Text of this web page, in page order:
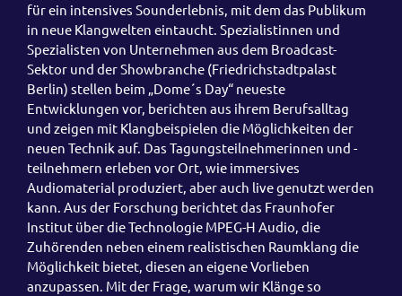
für ein intensives Sounderlebnis, mit dem das Publikum
in neue Klangwelten eintaucht. Spezialistinnen und
Spezialisten von Unternehmen aus dem Broadcast-
Sektor und der Showbranche (Friedrichstadtpalast
Berlin) stellen beim „Dome´s Day“ neueste
Entwicklungen vor, berichten aus ihrem Berufsalltag
und zeigen mit Klangbeispielen die Möglichkeiten der
neuen Technik auf. Das Tagungsteilnehmerinnen und -
teilnehmern erleben vor Ort, wie immersives
Audiomaterial produziert, aber auch live genutzt werden
kann. Aus der Forschung berichtet das Fraunhofer
Institut über die Technologie MPEG-H Audio, die
Zuhörenden neben einem realistischen Raumklang die
Möglichkeit bietet, diesen an eigene Vorlieben
anzupassen. Mit der Frage, warum wir Klänge so